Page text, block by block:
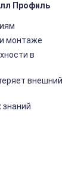
Профиль
монтаже
в
внешний